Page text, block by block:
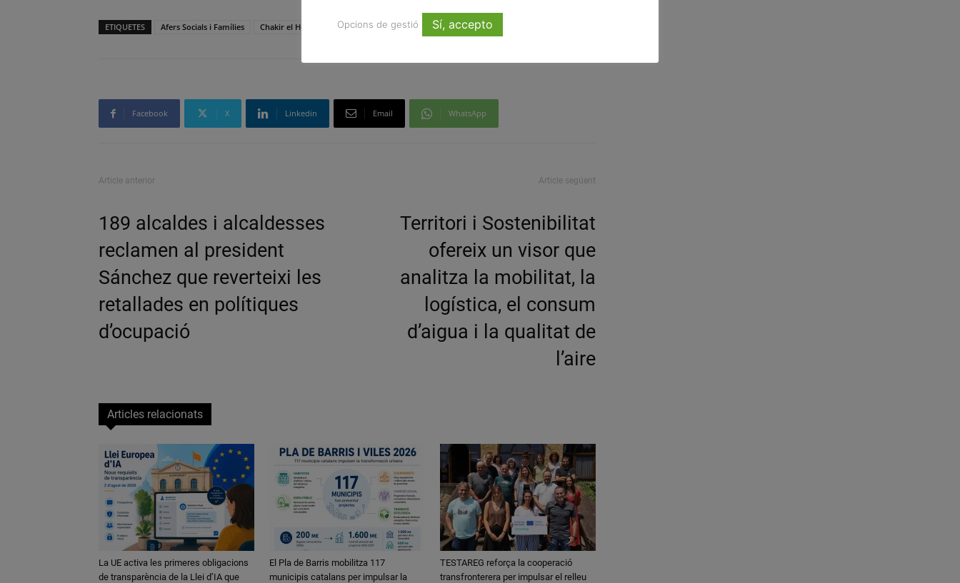
ETIQUETES Afers Socials i Famílies Chakir el Homrani edició 3543 polítiques actives ocupació
Facebook X Linkedin Email WhatsApp
Article anterior
189 alcaldes i alcaldesses
reclamen al president
Sánchez que reverteixi les
retallades en polítiques
d’ocupació
Article següent
Territori i Sostenibilitat
ofereix un visor que
analitza la mobilitat, la
logística, el consum
d’aigua i la qualitat de
l’aire
Articles relacionats
La UE activa les primeres obligacions
de transparència de la Llei d’IA que
El Pla de Barris mobilitza 117
municipis catalans per impulsar la
TESTAREG reforça la cooperació
transfronterera per impulsar el relleu
Opcions de gestió Sí, accepto